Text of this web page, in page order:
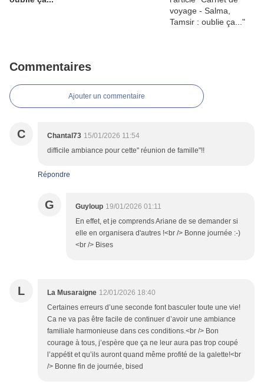
Commentaires
Ajouter un commentaire
C Chantal73 15/01/2026 11:54
difficile ambiance pour cette" réunion de famille"!!
Répondre
G Guyloup 19/01/2026 01:11
En effet, et je comprends Ariane de se demander si
elle en organisera d'autres !<br /> Bonne journée :-)
<br /> Bises
L La Musaraigne 12/01/2026 18:40
Certaines erreurs d’une seconde font basculer toute une vie!
Ca ne va pas être facile de continuer d’avoir une ambiance
familiale harmonieuse dans ces conditions.<br /> Bon
courage à tous, j’espère que ça ne leur aura pas trop coupé
l’appétit et qu’ils auront quand même profité de la galette!<br
/> Bonne fin de journée, bised